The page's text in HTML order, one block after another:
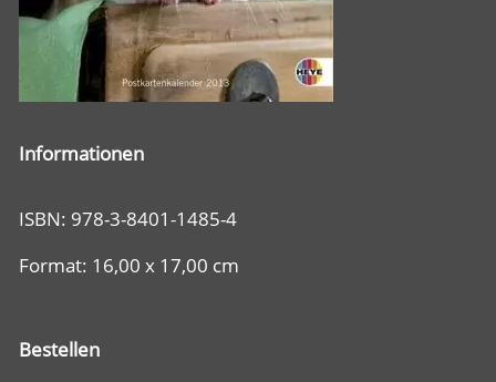
Informationen
ISBN: 978-3-8401-1485-4
Format: 16,00 x 17,00 cm
Bestellen